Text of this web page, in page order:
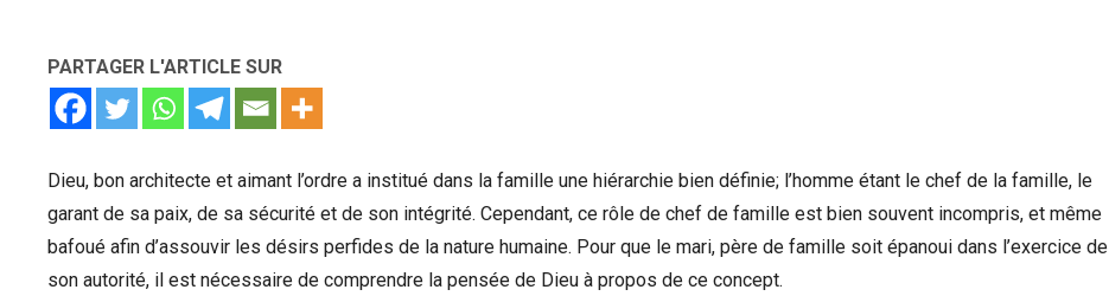
PARTAGER L'ARTICLE SUR
Dieu, bon architecte et aimant l’ordre a institué dans la famille une hiérarchie bien définie; l’homme étant le chef de la famille, le
garant de sa paix, de sa sécurité et de son intégrité. Cependant, ce rôle de chef de famille est bien souvent incompris, et même
bafoué afin d’assouvir les désirs perfides de la nature humaine. Pour que le mari, père de famille soit épanoui dans l’exercice de
son autorité, il est nécessaire de comprendre la pensée de Dieu à propos de ce concept.